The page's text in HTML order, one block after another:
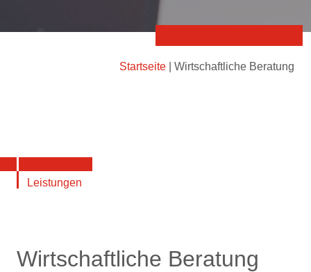
Startseite Wirtschaftliche Beratung
Leistungen
Wirtschaftliche Beratung